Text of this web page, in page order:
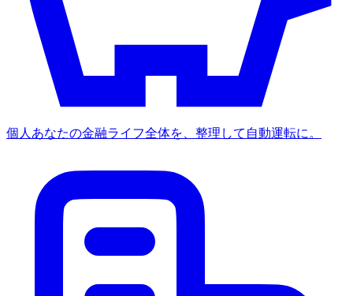
個人 あなたの金融ライフ全体を、整理して自動運転に。